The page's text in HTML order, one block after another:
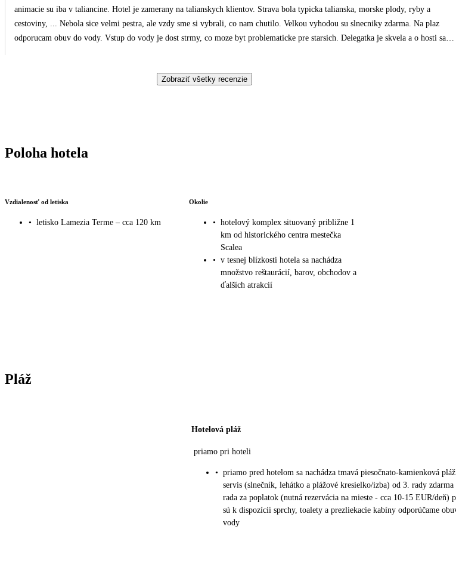
animacie su iba v taliancine. Hotel je zamerany na talianskych klientov. Strava bola typicka talianska, morske plody, ryby a
cestoviny, ... Nebola sice velmi pestra, ale vzdy sme si vybrali, co nam chutilo. Velkou vyhodou su slnecniky zdarma. Na plaz
odporucam obuv do vody. Vstup do vody je dost strmy, co moze byt problematicke pre starsich. Delegatka je skvela a o hosti sa
Zobraziť všetky recenzie
Poloha hotela
Vzdialenosť od letiska
• letisko Lamezia Terme – cca 120 km
Okolie
• hotelový komplex situovaný približne 1
km od historického centra mestečka
Scalea
• v tesnej blízkosti hotela sa nachádza
množstvo reštaurácií, barov, obchodov a
ďalších atrakcií
Pláž
Hotelová pláž
priamo pri hoteli
• priamo pred hotelom sa nachádza tmavá piesočnato-kamienková
servis (slnečník, lehátko a plážové kresielko/izba) od 3. rady zdarma
rada za poplatok (nutná rezervácia na mieste - cca 10-15 EUR/deň)
sú k dispozícii sprchy, toalety a prezliekacie kabíny odporúčame
vody